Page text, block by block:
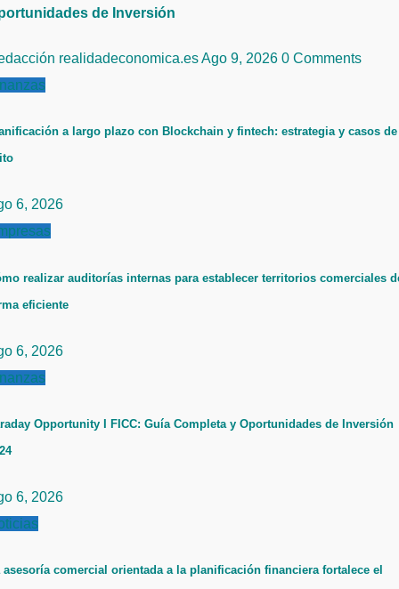
de Inversión
realidadeconomica.esAgo 9, 2026 0 Comments
a largo plazo con Blockchain y fintech: estrategia y casos de
6, 2026
realizar auditorías internas para establecer territorios comerciales
eficiente
6, 2026
Opportunity I FICC: Guía Completa y Oportunidades de Inversión
6, 2026
asesoría comercial orientada a la planificación financiera fortalece el